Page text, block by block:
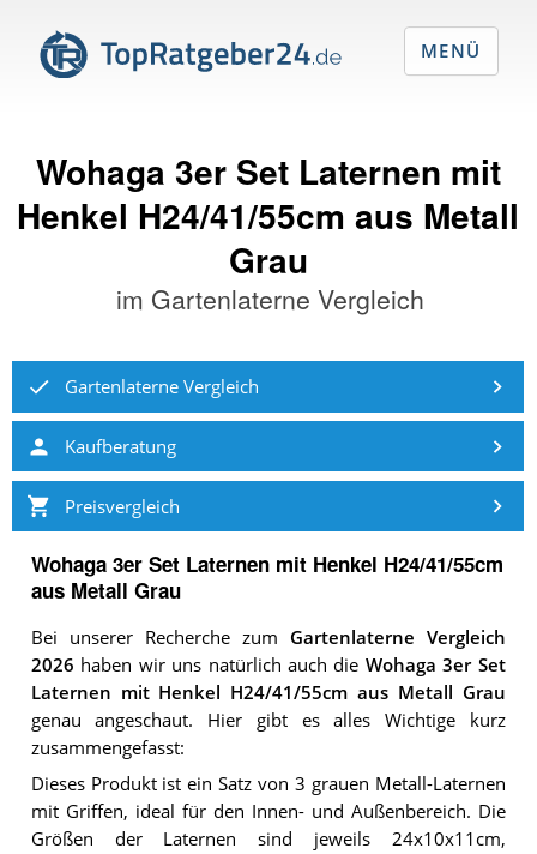
Wohaga 3er Set Laternen mit
Henkel H24/41/55cm aus Metall
Grau
im Gartenlaterne Vergleich
Gartenlaterne Vergleich
Kaufberatung
Preisvergleich
Wohaga 3er Set Laternen mit Henkel H24/41/55cm
aus Metall Grau
Bei unserer Recherche zum Gartenlaterne Vergleich
2026 haben wir uns natürlich auch die Wohaga 3er Set
Laternen mit Henkel H24/41/55cm aus Metall Grau
genau angeschaut. Hier gibt es alles Wichtige kurz
zusammengefasst:
Dieses Produkt ist ein Satz von 3 grauen Metall-Laternen
mit Griffen, ideal für den Innen- und Außenbereich. Die
Größen der Laternen sind jeweils 24x10x11cm,
MENÜ